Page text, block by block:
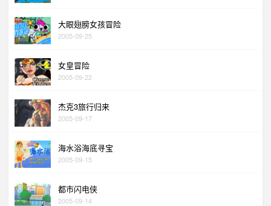
大眼翅膀女孩冒险
2005-09-25
女皇冒险
2005-09-22
杰克3旅行归来
2005-09-17
海水浴海底寻宝
2005-09-15
都市闪电侠
2005-09-14